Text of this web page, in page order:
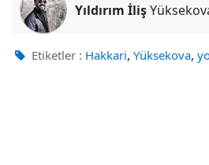
Yıldırım İliş
Etiketler : Hakkari, Yüksekova,